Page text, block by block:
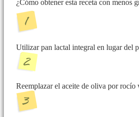
¿Cómo obtener esta receta con menos
Utilizar pan lactal integral en lugar del
Reemplazar el aceite de oliva por rocío